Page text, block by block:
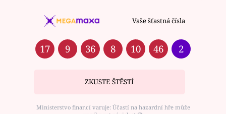
Vaše šťastná čísla
17 9 36 8 10 46 2
ZKUSTE ŠTĚSTÍ
Ministerstvo financí varuje: Účastí na hazardní hře může